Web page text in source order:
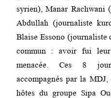
syrien), Manar Rachwani
Abdullah (journaliste
Blaise Essono (journaliste
commun : avoir fui
menacée. Ces 8
accompagnés par la
hôtes du groupe Sipa